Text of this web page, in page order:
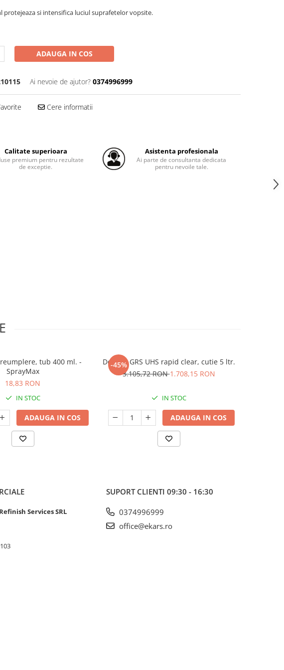
protejeaza si intensifica luciul suprafetelor vopsite.
ADAUGA IN COS
Ai nevoie de ajutor? 0374996999
Cere informatii
Calitate superioara
premium pentru rezultate
de exceptie.
Asistenta profesionala
Ai parte de consultanta dedicata
pentru nevoile tale.
tub 400 ml. -
SprayMax
18,83 RON
IN STOC
ADAUGA IN COS
-45%
Deltron GRS UHS rapid clear, cutie 5 ltr.
3.105,72 RON1.708,15 RON
IN STOC
ADAUGA IN COS
Services SRL
SUPORT CLIENTI 09:30 - 16:30
0374996999
office@ekars.ro